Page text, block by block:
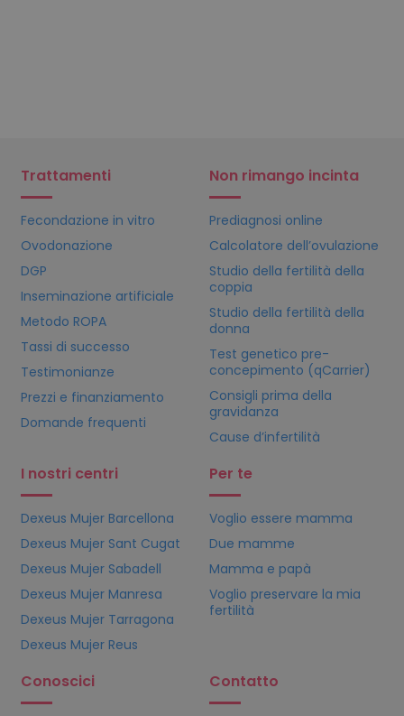
Trattamenti
Fecondazione in vitro
Ovodonazione
DGP
Inseminazione artificiale
Metodo ROPA
Tassi di successo
Testimonianze
Prezzi e finanziamento
Domande frequenti
Non rimango incinta
Prediagnosi online
Calcolatore dell’ovulazione
Studio della fertilità della
coppia
Studio della fertilità della
donna
Test genetico pre-
concepimento (qCarrier)
Consigli prima della
gravidanza
Cause d’infertilità
I nostri centri
Dexeus Mujer Barcellona
Dexeus Mujer Sant Cugat
Dexeus Mujer Sabadell
Dexeus Mujer Manresa
Dexeus Mujer Tarragona
Dexeus Mujer Reus
Per te
Voglio essere mamma
Due mamme
Mamma e papà
Voglio preservare la mia
fertilità
Conoscici Contatto